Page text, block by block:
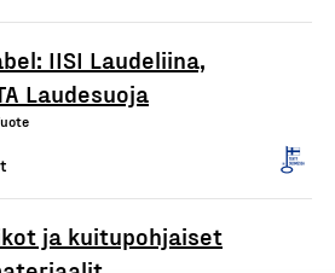
IISI Laudeliina,
Laudesuoja
ja kuitupohjaiset